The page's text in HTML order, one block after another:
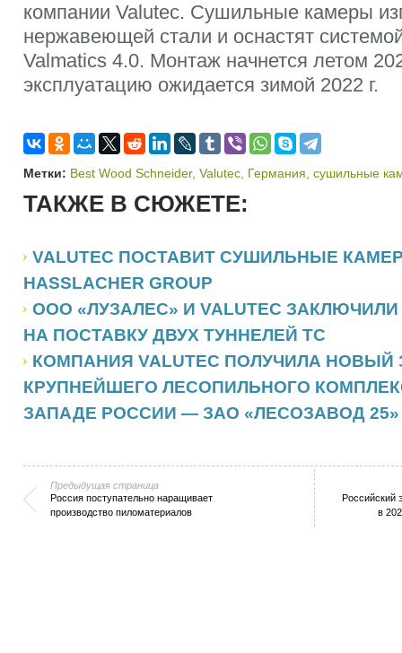
компании Valutec. Сушильные камеры
нержавеющей стали и оснастят
Valmatics 4.0. Монтаж начнется летом
эксплуатацию ожидается зимой 2022 г.
Метки: Best Wood Schneider, Valutec Германия сушильные
ТАКЖЕ В СЮЖЕТЕ:
VALUTEC ПОСТАВИТ СУШИЛЬНЫЕ
HASSLACHER GROUP
ООО «ЛУЗАЛЕС» И VALUTEC
НА ПОСТАВКУ ДВУХ ТУННЕЛЕЙ ТС
КОМПАНИЯ VALUTEC ПОЛУЧИЛА НОВЫЙ
КРУПНЕЙШЕГО ЛЕСОПИЛЬНОГО
ЗАПАДЕ РОССИИ — ЗАО «ЛЕСОЗАВОД 25»
Предыдущая страница
Россия поступательно наращивает
производство пиломатериалов
Российский
в